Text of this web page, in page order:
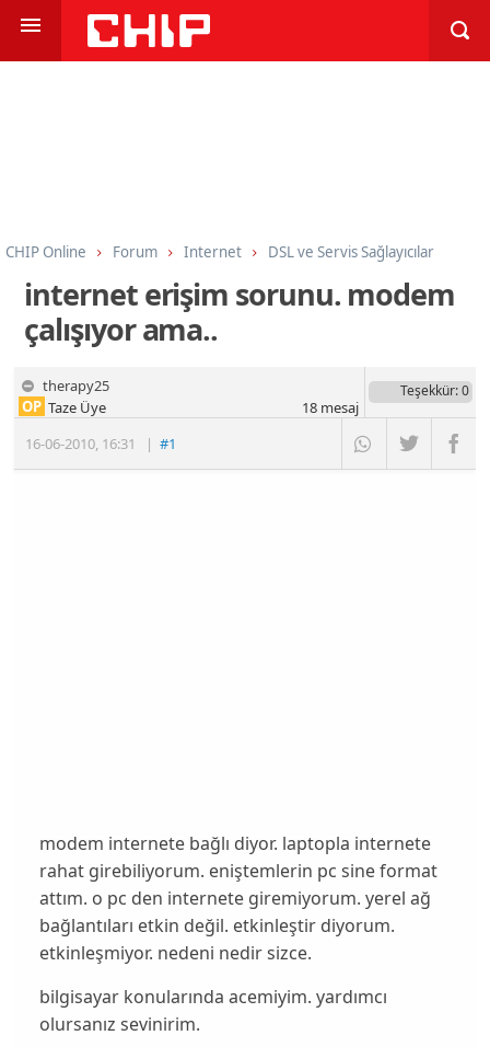
CHIP Online Forum Internet DSL ve Servis Sağlayıcılar
internet erişim sorunu. modem
çalışıyor ama..
therapy25
16-06-2010, 16:31 |#1
OP Taze Üye
Teşekkür: 0
18mesaj
modem internete bağlı diyor. laptopla internete
rahat girebiliyorum. eniştemlerin pc sine format
attım. o pc den internete giremiyorum. yerel ağ
bağlantıları etkin değil. etkinleştir diyorum.
etkinleşmiyor. nedeni nedir sizce.
bilgisayar konularında acemiyim. yardımcı
olursanız sevinirim.